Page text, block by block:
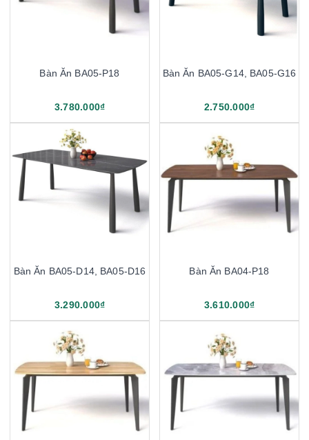
Bàn Ăn BA05-P18
3.780.000₫
Bàn Ăn BA05-G14, BA05-G16
2.750.000₫
Bàn Ăn BA05-D14, BA05-D16
3.290.000₫
Bàn Ăn BA04-P18
3.610.000₫